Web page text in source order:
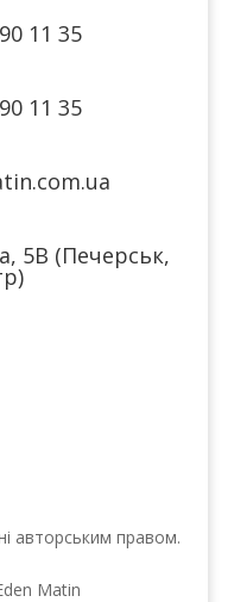
11 35
11 35
5В (Печерськ,
авторським правом.
Matin